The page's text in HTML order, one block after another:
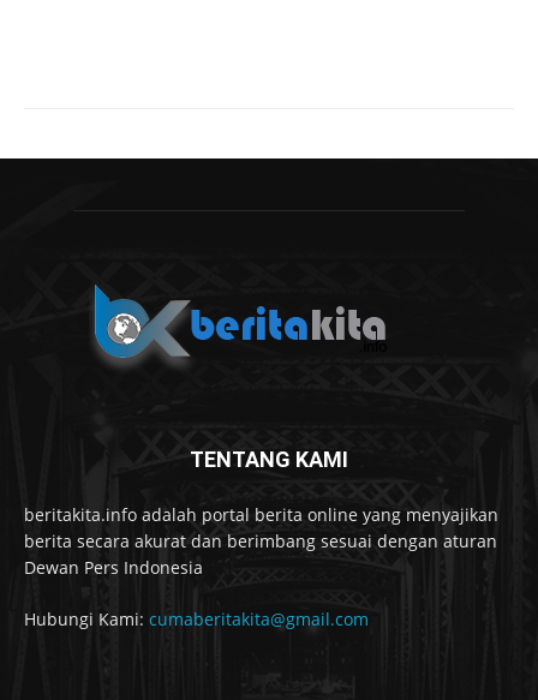
TENTANG KAMI
beritakita.info adalah portal berita online yang menyajikan
berita secara akurat dan berimbang sesuai dengan aturan
Dewan Pers Indonesia
Hubungi Kami: cumaberitakita@gmail.com